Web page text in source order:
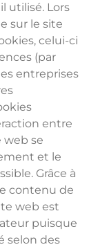
utilisé. Lors
sur le site
celui-ci
(par
entreprises
entre
web se
et le
Grâce à
contenu de
web est
puisque
selon des